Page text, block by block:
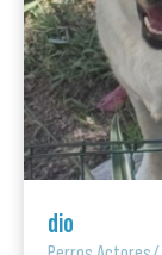
dio